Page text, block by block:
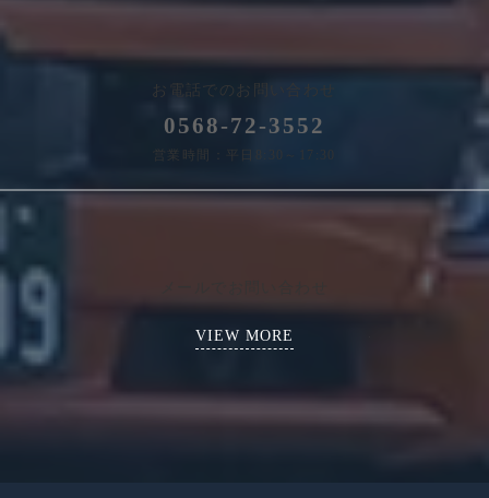
お電話でのお問い合わせ
0568-72-3552
営業時間：平日8:30～17:30
VIEW MORE